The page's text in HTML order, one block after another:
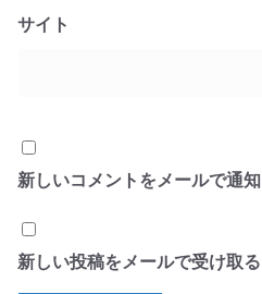
サイト
新しいコメントをメールで通知
新しい投稿をメールで受け取る